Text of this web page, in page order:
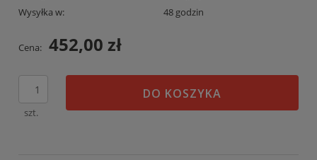
Wysyłka w:
48 godzin
Cena: 452,00 zł
szt.
DO KOSZYKA